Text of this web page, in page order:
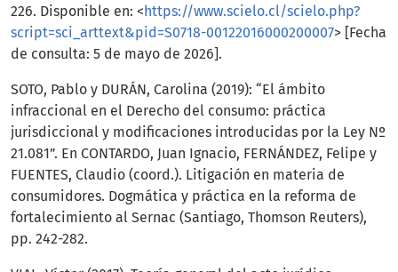
226. Disponible en: < https://www.scielo.cl/scielo.php?
script=sci_arttext&pid=S0718-00122016000200007> [Fecha
de consulta: 5 de mayo de 2026].
SOTO, Pablo y DURÁN, Carolina (2019): “El ámbito
infraccional en el Derecho del consumo: práctica
jurisdiccional y modificaciones introducidas por la Ley Nº
21.081”. En CONTARDO, Juan Ignacio, FERNÁNDEZ, Felipe y
FUENTES, Claudio (coord.). Litigación en materia de
consumidores. Dogmática y práctica en la reforma de
fortalecimiento al Sernac (Santiago, Thomson Reuters),
pp. 242-282.